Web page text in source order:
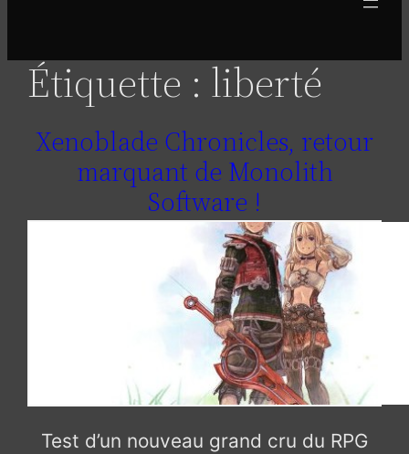
Étiquette : liberté
Xenoblade Chronicles, retour
marquant de Monolith
Software !
Test d’un nouveau grand cru du RPG